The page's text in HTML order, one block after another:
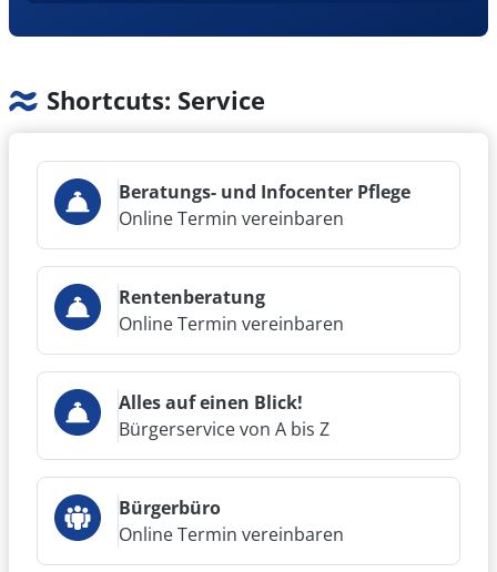
Fördergrundlage für sämtliche Programme der
der Maßnahmenkatalog des "ISEK" werden nach
und nach umgesetzt. So wird die
Aufenthaltsqualität gehoben, indem Waltrops
Grünanlagen aufgewertet und Innenstadtplätze
zu Treffpunkten werden - mit klimaresistenten
Pflanzinseln, Holzdecks, Spielräumen und
Wasserspielen.
Der Moselbachpark ist in den letzten Jahren
erneuert und verbessert worden. Im Oktober
2025 ist der Stutenteichpark nach umfangreicher
Umgestaltungneu eröffnet worden. 2026
werden der Herne-Bay-Platzes ("Kleiner
Marktsplatz") und der Platz von Gardelegen
(rund um den „Kiepenkerl“) neu gestaltet.
Hier finden Sie Präsentationen und Infos dazu.
Shortcuts: Service
Beratungs- und Infocenter Pflege
Online Termin vereinbaren
Rentenberatung
Online Termin vereinbaren
Alles auf einen Blick!
Bürgerservice von A bis Z
Bürgerbüro
Online Termin vereinbaren